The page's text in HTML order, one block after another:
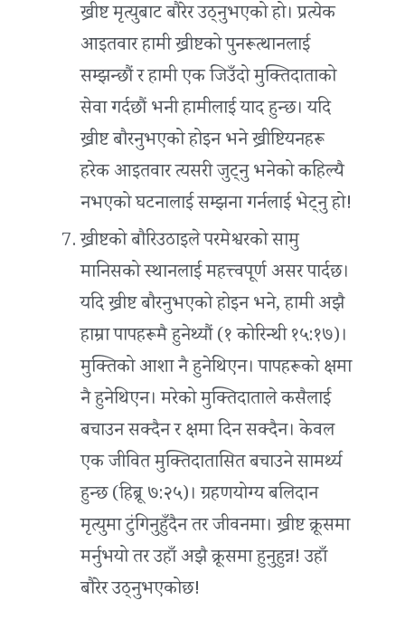
ख्रीष्ट मृत्युबाट बौरेर उठ्नुभएको हो। प्रत्येक
आइतवार हामी ख्रीष्टको पुनरूत्थानलाई
सम्झन्छौं र हामी एक जिउँदो मुक्तिदाताको
सेवा गर्दछौं भनी हामीलाई याद हुन्छ। यदि
ख्रीष्ट बौरनुभएको होइन भने ख्रीष्टियनहरू
हरेक आइतवार त्यसरी जुट्नु भनेको कहिल्यै
नभएको घटनालाई सम्झना गर्नलाई भेट्नु हो!
ख्रीष्टको बौरिउठाइले परमेश्वरको सामु
मानिसको स्थानलाई महत्त्वपूर्ण असर पार्दछ।
यदि ख्रीष्ट बौरनुभएको होइन भने, हामी अझै
हाम्रा पापहरूमै हुनेथ्यौं (१ कोरिन्थी १५:१७)।
मुक्तिको आशा नै हुनेथिएन। पापहरूको क्षमा
नै हुनेथिएन। मरेको मुक्तिदाताले कसैलाई
बचाउन सक्दैन र क्षमा दिन सक्दैन। केवल
एक जीवित मुक्तिदातासित बचाउने सामर्थ्य
हुन्छ (हिब्रू ७:२५)। ग्रहणयोग्य बलिदान
मृत्युमा टुंगिनुहुँदैन तर जीवनमा। ख्रीष्ट क्रूसमा
मर्नुभयो तर उहाँ अझै क्रूसमा हुनुहुन्न! उहाँ
बौरेर उठ्नुभएकोछ!